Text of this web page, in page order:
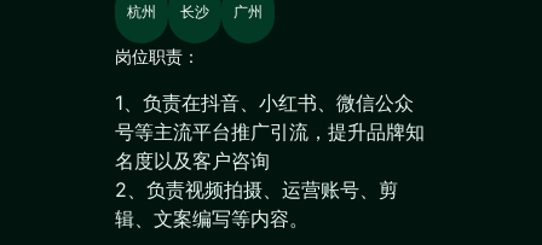
杭州 长沙 广州
岗位职责：
1、负责在抖音、小红书、微信公众
号等主流平台推广引流，提升品牌知
名度以及客户咨询
2、负责视频拍摄、运营账号、剪
辑、文案编写等内容。